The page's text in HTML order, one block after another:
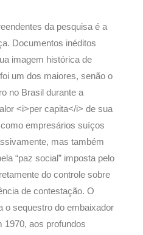
da pesquisa é a
Documentos inéditos
imagem histórica de
um dos maiores, senão o
no Brasil durante a
<i>per capita</i> de sua
empresários suíços
mas também
“paz social” imposta pelo
do controle sobre
de contestação. O
o sequestro do embaixador
1970, aos profundos